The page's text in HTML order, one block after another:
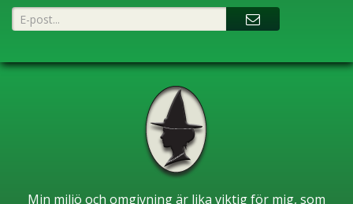
Min miljö och omgivning är lika viktig för mig, som